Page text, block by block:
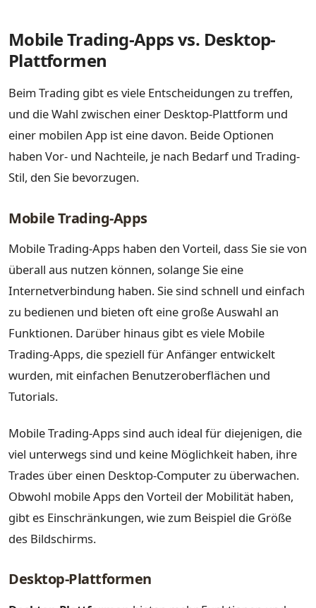
Mobile Trading-Apps vs. Desktop-
Plattformen
Beim Trading gibt es viele Entscheidungen zu treffen,
und die Wahl zwischen einer Desktop-Plattform und
einer mobilen App ist eine davon. Beide Optionen
haben Vor- und Nachteile, je nach Bedarf und Trading-
Stil, den Sie bevorzugen.
Mobile Trading-Apps
Mobile Trading-Apps haben den Vorteil, dass Sie sie von
überall aus nutzen können, solange Sie eine
Internetverbindung haben. Sie sind schnell und einfach
zu bedienen und bieten oft eine große Auswahl an
Funktionen. Darüber hinaus gibt es viele Mobile
Trading-Apps, die speziell für Anfänger entwickelt
wurden, mit einfachen Benutzeroberflächen und
Tutorials.
Mobile Trading-Apps sind auch ideal für diejenigen, die
viel unterwegs sind und keine Möglichkeit haben, ihre
Trades über einen Desktop-Computer zu überwachen.
Obwohl mobile Apps den Vorteil der Mobilität haben,
gibt es Einschränkungen, wie zum Beispiel die Größe
des Bildschirms.
Desktop-Plattformen